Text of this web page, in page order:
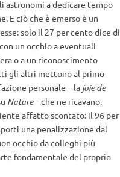
astronomi a dedicare tempo
E ciò che è emerso è un
solo il 27 per cento dice di
un occhio a eventuali
o a un riconoscimento
gli altri mettono al primo
personale – la joie de
Nature– che ne ricavano.
affatto scontato: il 96 per
una penalizzazione dal
occhio da colleghi più
fondamentale del proprio